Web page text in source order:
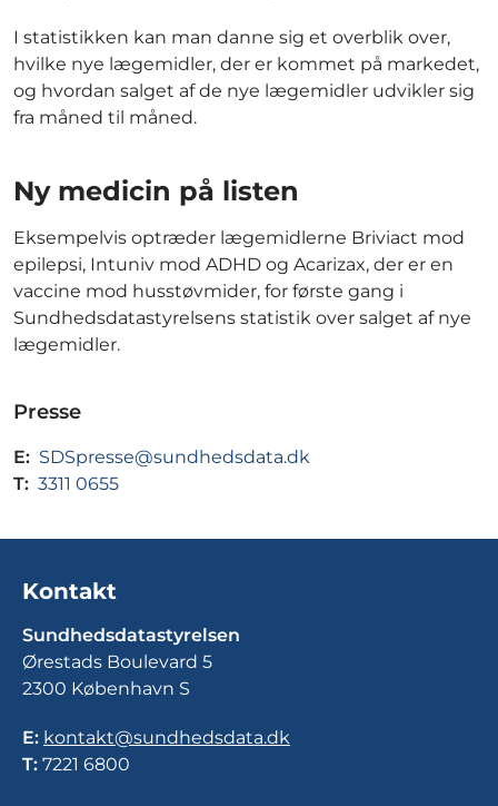
I statistikken kan man danne sig et overblik over,
hvilke nye lægemidler, der er kommet på markedet,
og hvordan salget af de nye lægemidler udvikler sig
fra måned til måned.
Ny medicin på listen
Eksempelvis optræder lægemidlerne Briviact mod
epilepsi, Intuniv mod ADHD og Acarizax, der er en
vaccine mod husstøvmider, for første gang i
Sundhedsdatastyrelsens statistik over salget af nye
lægemidler.
Presse
E: SDSpresse@sundhedsdata.dk
T: 3311 0655
Kontakt
Sundhedsdatastyrelsen
Ørestads Boulevard 5
2300 København S
E: kontakt@sundhedsdata.dk
T: 7221 6800